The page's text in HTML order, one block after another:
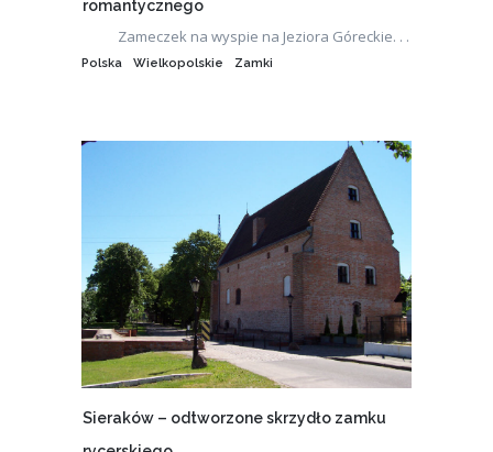
romantycznego
Zameczek na wyspie na Jeziora Góreckie. . .
Polska Wielkopolskie Zamki
Sieraków – odtworzone skrzydło zamku